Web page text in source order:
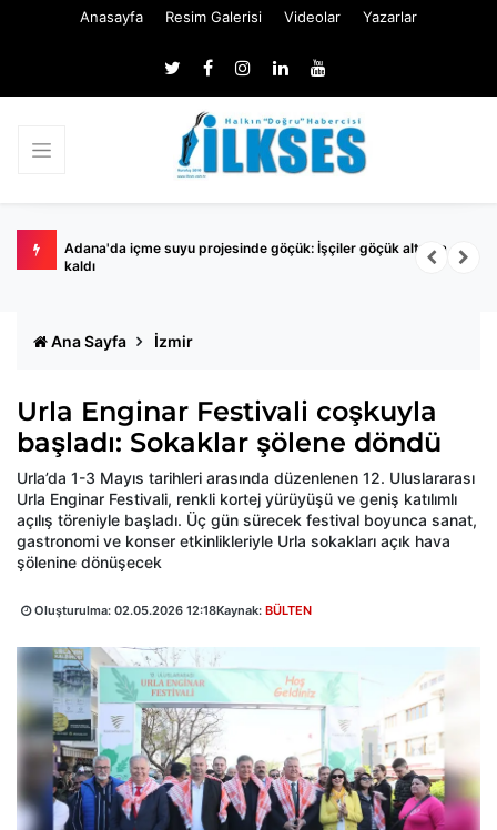
Anasayfa Resim Galerisi Videolar Yazarlar
Adana'da içme suyu projesinde göçük: İşçiler göçük altında
kaldı
Ana Sayfa İzmir
Urla Enginar Festivali coşkuyla
başladı: Sokaklar şölene döndü
Urla’da 1-3 Mayıs tarihleri arasında düzenlenen 12. Uluslararası
Urla Enginar Festivali, renkli kortej yürüyüşü ve geniş katılımlı
açılış töreniyle başladı. Üç gün sürecek festival boyunca sanat,
gastronomi ve konser etkinlikleriyle Urla sokakları açık hava
şölenine dönüşecek
Oluşturulma: 02.05.2026 12:18Kaynak: BÜLTEN